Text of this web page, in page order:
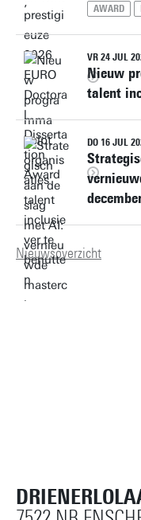
AWARD
VR 24 JUL
Nieuw
talent
DO 16 JUL
Nieuwsoverzicht